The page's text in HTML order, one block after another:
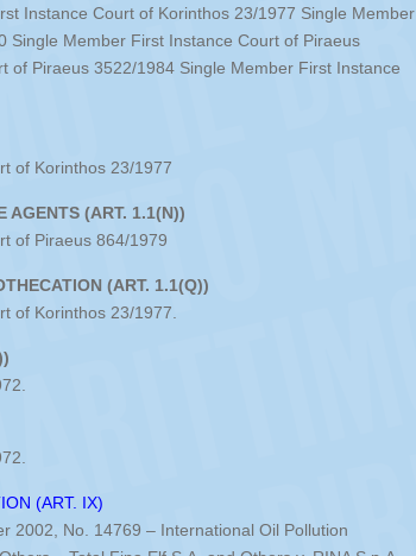
Instance Court of Korinthos 23/1977 Single Member
Single Member First Instance Court of Piraeus
of Piraeus 3522/1984 Single Member First Instance
of Korinthos 23/1977
AGENTS (ART. 1.1(N))
of Piraeus 864/1979
(ART. 1.1(Q))
of Korinthos 23/1977.
(ART. IX)
2002, No. 14769 – International Oil Pollution